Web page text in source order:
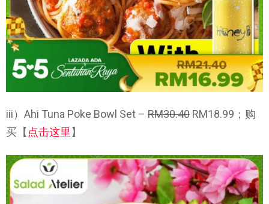
iii）Ahi Tuna Poke Bowl Set – RM30.40 RM18.99；购
买【 点击这里 】